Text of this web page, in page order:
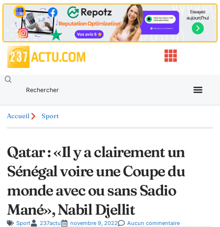
Accueil Sport
Qatar : «Il y a clairement un
Sénégal voire une Coupe du
monde avec ou sans Sadio
Mané», Nabil Djellit
Sport 237actu novembre 9, 2022 Aucun commentaire